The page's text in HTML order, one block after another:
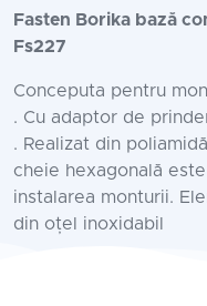
Fasten Borika bază
Fs227
Conceputa pentru
. Cu adaptor de
. Realizat din
cheie hexagonală
instalarea monturii.
din oțel inoxidabil